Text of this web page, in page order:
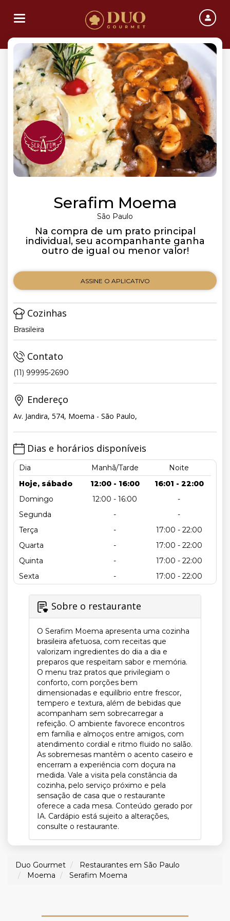
Toggle navigation
Serafim Moema
São Paulo
Na compra de um prato principal
individual, seu acompanhante ganha
outro de igual ou menor valor!
ASSINE O APLICATIVO
Cozinhas
Brasileira
Contato
(11) 99995-2690
Endereço
Av. Jandira, 574, Moema - São Paulo,
Dias e horários disponíveis
Dia Manhã/Tarde
Noite
Hoje, sábado
12:00 - 16:00
16:01 - 22:00
Domingo
12:00 - 16:00
-
Segunda
-
-
Terça
-
17:00 - 22:00
Quarta
-
17:00 - 22:00
Quinta
-
17:00 - 22:00
Sexta
- 17:00 - 22:00
Sobre o restaurante
O Serafim Moema apresenta uma cozinha
brasileira afetuosa, com receitas que
valorizam ingredientes do dia a dia e
preparos que respeitam sabor e memória.
O menu traz pratos que privilegiam o
conforto, com porções bem
dimensionadas e equilíbrio entre frescor,
tempero e textura, além de bebidas que
acompanham sem sobrecarregar a
refeição. O ambiente favorece encontros
em família e almoços entre amigos, com
atendimento cordial e ritmo fluido no salão.
As sobremesas mantêm o acento caseiro e
encerram a experiência com doçura na
medida. Vale a visita pela constância da
cozinha, pelo serviço próximo e pela
sensação de casa que o restaurante
oferece a cada mesa. Conteúdo gerado por
IA. Cardápio está sujeito a alterações,
consulte o restaurante.
Duo Gourmet
Restaurantes em São Paulo
Moema
Serafim Moema